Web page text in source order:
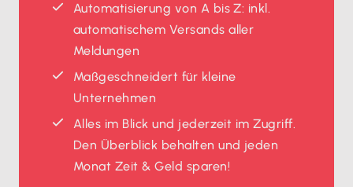
Automatisierung von A bis Z: inkl.
automatischem Versands aller
Meldungen
Maßgeschneidert für kleine
Unternehmen
Alles im Blick und jederzeit im Zugriff.
Den Überblick behalten und jeden
Monat Zeit & Geld sparen!